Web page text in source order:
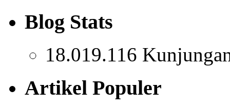
Blog Stats
18.019.116
Artikel Populer